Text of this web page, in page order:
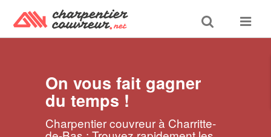
Toggle
search
Toggle
On vous fait gagner
du temps !
Charpentier couvreur à Charritte-